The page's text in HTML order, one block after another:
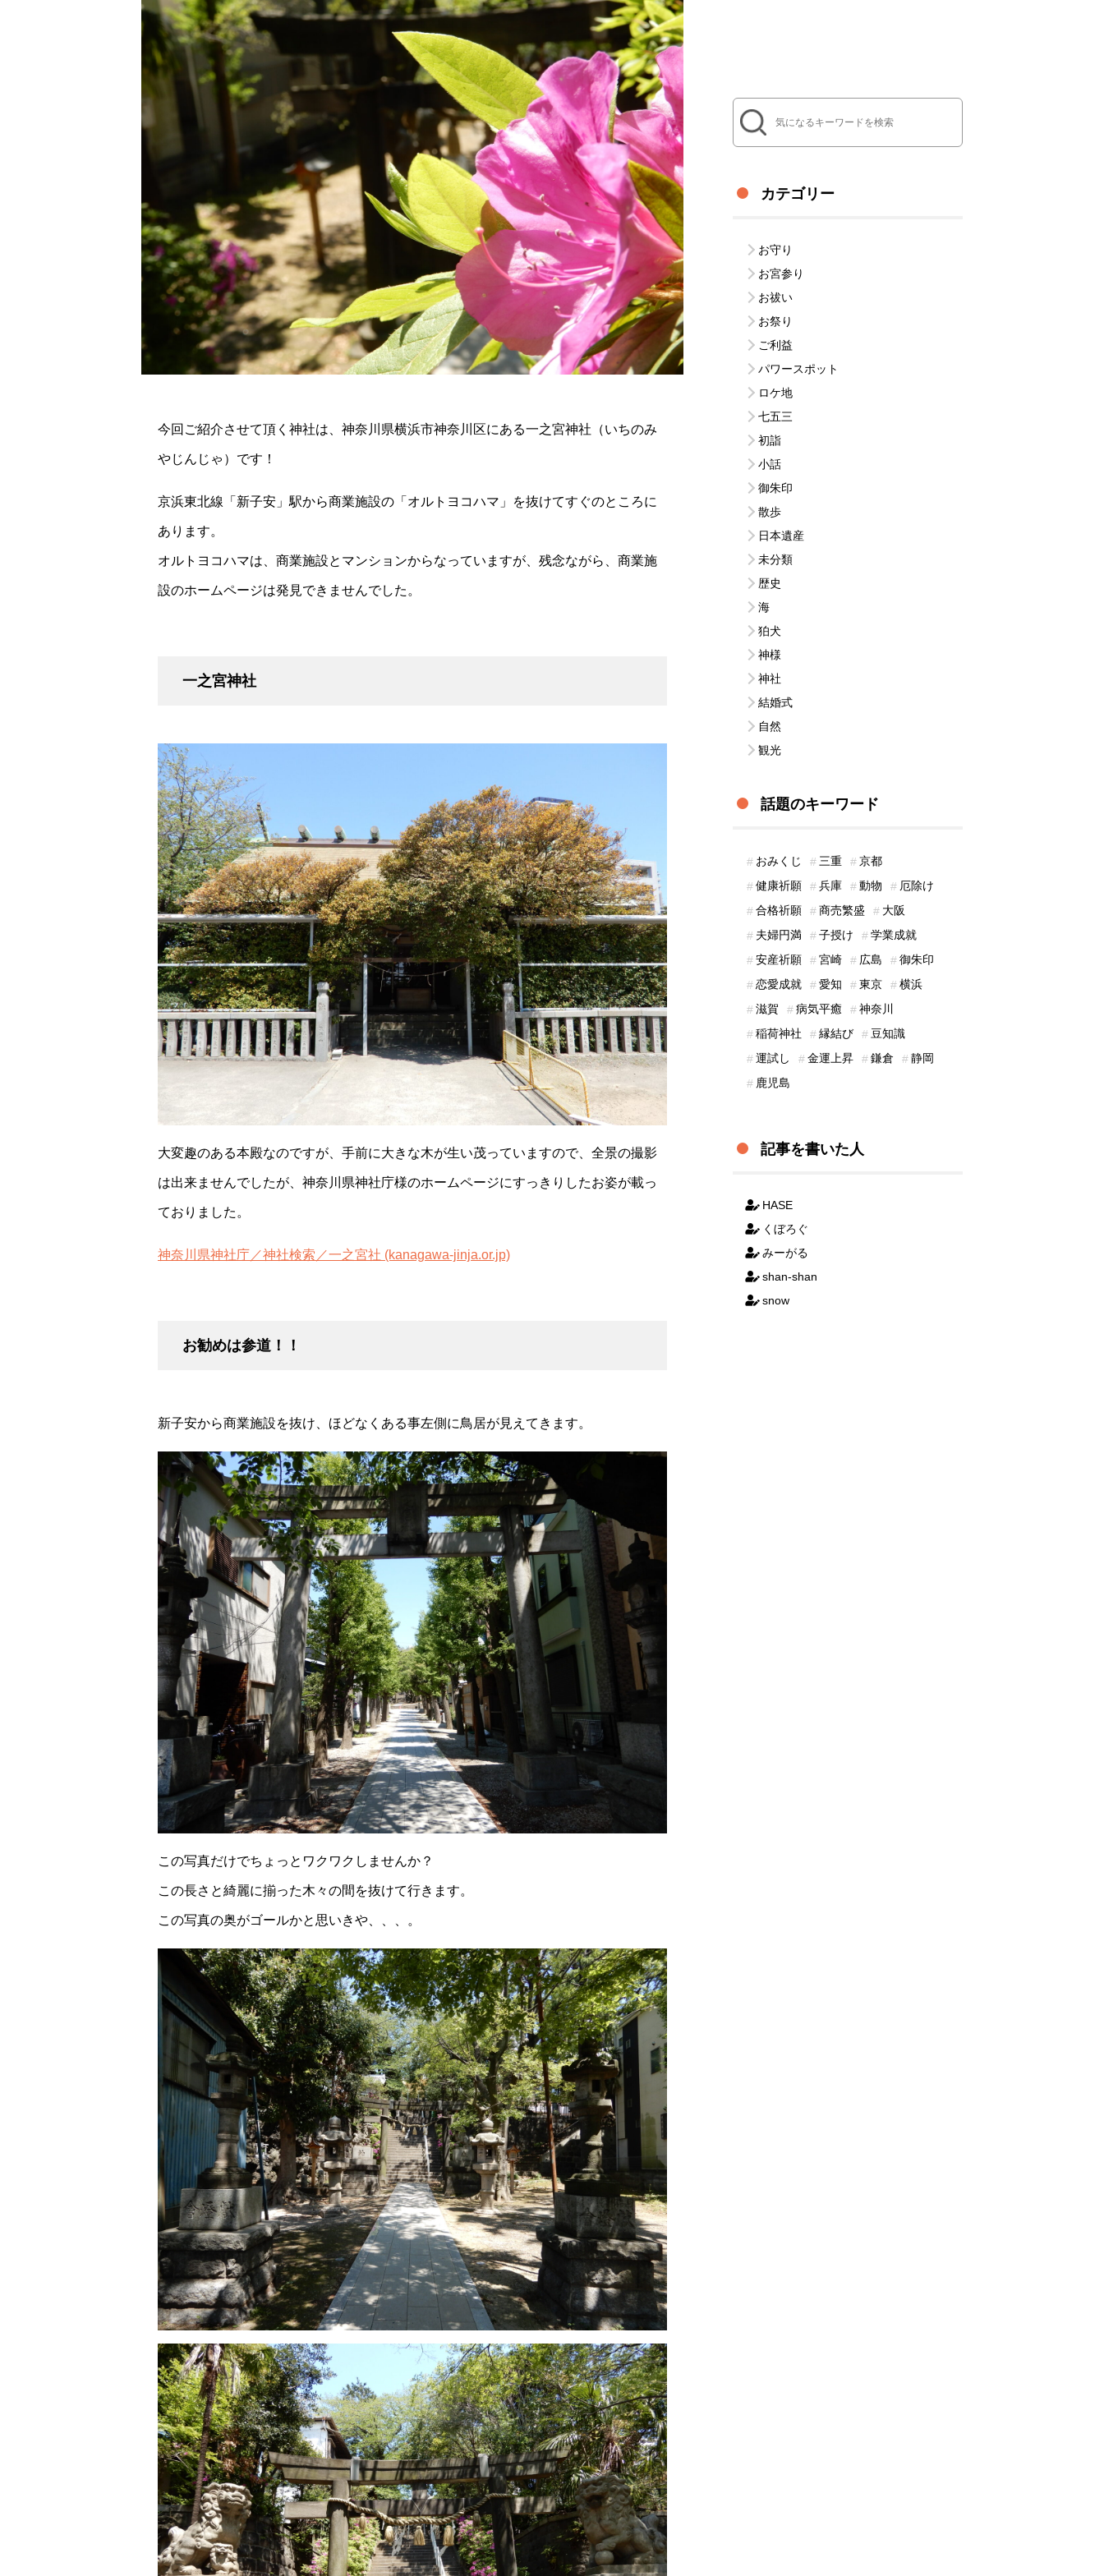
今回ご紹介させて頂く神社は、神奈川県横浜市神奈川区にある一之宮神社（いちのみ
やじんじゃ）です！
京浜東北線「新子安」駅から商業施設の「オルトヨコハマ」を抜けてすぐのところに
あります。
オルトヨコハマは、商業施設とマンションからなっていますが、残念ながら、商業施
設のホームページは発見できませんでした。
一之宮神社
大変趣のある本殿なのですが、手前に大きな木が生い茂っていますので、全景の撮影
は出来ませんでしたが、神奈川県神社庁様のホームページにすっきりしたお姿が載っ
ておりました。
神奈川県神社庁／神社検索／一之宮社 (kanagawa-jinja.or.jp)
お勧めは参道！！
新子安から商業施設を抜け、ほどなくある事左側に鳥居が見えてきます。
この写真だけでちょっとワクワクしませんか？
この長さと綺麗に揃った木々の間を抜けて行きます。
この写真の奥がゴールかと思いきや、、、。
カテゴリー
お守り
お宮参り
お祓い
お祭り
ご利益
パワースポット
ロケ地
七五三
初詣
小話
御朱印
散歩
日本遺産
未分類
歴史
海
狛犬
神様
神社
結婚式
自然
観光
話題のキーワード
おみくじ 三重
京都
健康祈願
兵庫 動物
厄除け
合格祈願
商売繁盛
大阪
夫婦円満
子授け
学業成就
安産祈願
宮崎 広島
御朱印
恋愛成就
愛知 東京
横浜
滋賀
病気平癒
神奈川
稲荷神社
縁結び
豆知識
運試し
金運上昇 鎌倉
静岡
鹿児島
記事を書いた人
HASE
くぼろぐ
みーがる
shan-shan
snow